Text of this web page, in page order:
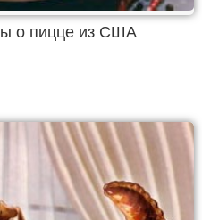
о пицце из США